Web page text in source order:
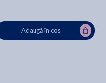
Adaugă în coș